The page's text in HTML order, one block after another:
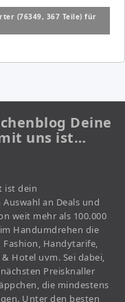
(76349, 367 Teile) für
Deine
uns ist…
ist dein
an Deals und
weit mehr als 100.000
Handumdrehen die
Fashion, Handytarife,
Hotel uvm. Sei dabei,
Preisknaller
die mindestens
Unter den besten